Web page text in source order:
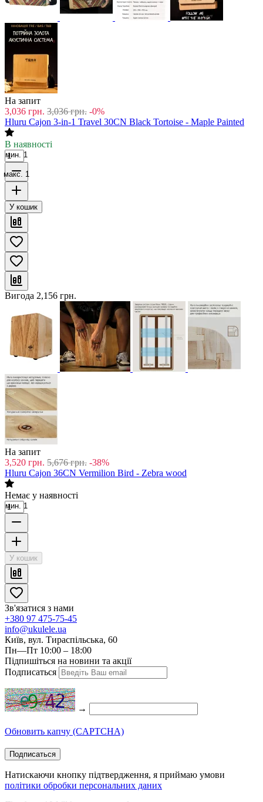
На запит
3,036 грн. 3,036 грн. -0%
Hluru Cajon 3-in-1 Travel 30CN Black Tortoise - Maple Painted
В наявності
мин. 1
макс. 1
У кошик
Вигода 2,156 грн.
На запит
3,520 грн. 5,676 грн. -38%
Hluru Cajon 36CN Vermilion Bird - Zebra wood
Немає у наявності
мин. 1
У кошик
Зв'язатися з нами
+380 97 475-75-45
info@ukulele.ua
Київ, вул. Тираспільська, 60
Пн—Пт 10:00 – 18:00
Підпишіться на новини та акції
Подписаться
→
Обновить капчу (CAPTCHA)
Подписаться
Натискаючи кнопку підтвердження, я приймаю умови
політики обробки персональних даних